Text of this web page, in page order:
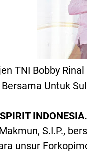
TNI Bobby
Bersama Untuk
S.I.P.,
unsur